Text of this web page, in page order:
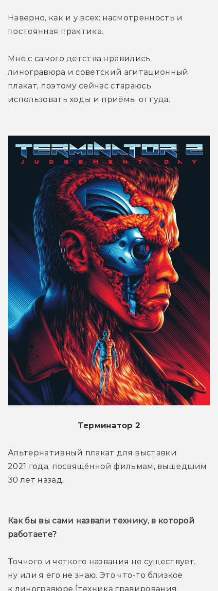
Наверно, как и у всех: насмотренность и
постоянная практика.
Мне с самого детства нравились
линогравюра и советский агитационный
плакат, поэтому сейчас стараюсь
использовать ходы и приёмы оттуда.
Терминатор 2
Альтернативный плакат для выставки
2021 года, посвящённой фильмам, вышедшим
30 лет назад.
Как бы вы сами назвали технику, в которой
работаете?
Точного и четкого названия не существует,
ну или я его не знаю. Это что-то близкое
к линогравюре [техника гравирования